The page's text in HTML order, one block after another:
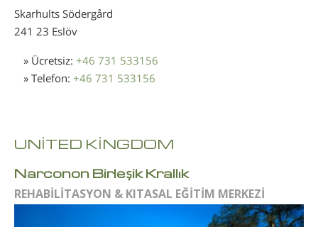
Skarhults Södergård
241 23 Eslöv
» Ücretsiz: +46 731 533156
» Telefon: +46 731 533156
UNİTED KİNGDOM
Narconon Birleşik Krallık
REHABİLİTASYON & KITASAL EĞİTİM MERKEZİ